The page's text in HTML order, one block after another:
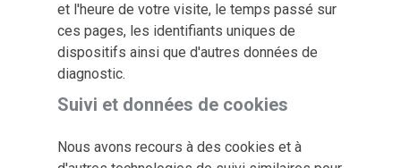
et l'heure de votre visite, le temps passé sur
ces pages, les identifiants uniques de
dispositifs ainsi que d'autres données de
diagnostic.
Suivi et données de cookies
Nous avons recours à des cookies et à